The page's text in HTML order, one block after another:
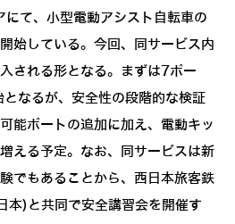
て、小型電動アシスト自転車の
始している。今回、同サービス内
される形となる。まずは7ポー
なるが、安全性の段階的な検証
能ポートの追加に加え、電動キッ
える予定。なお、同サービスは新
でもあることから、西日本旅客鉄
本)と共同で安全講習会を開催す